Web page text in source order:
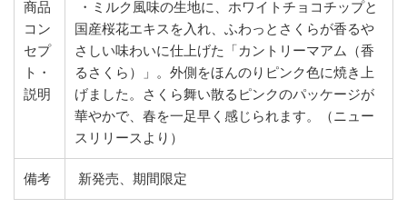
商品
コン
セプ
ト・
説明
・ミルク風味の生地に、ホワイトチョコチップと
国産桜花エキスを入れ、ふわっとさくらが香るや
さしい味わいに仕上げた「カントリーマアム（香
るさくら）」。外側をほんのりピンク色に焼き上
げました。さくら舞い散るピンクのパッケージが
華やかで、春を一足早く感じられます。（ニュー
スリリースより）
備考 新発売、期間限定